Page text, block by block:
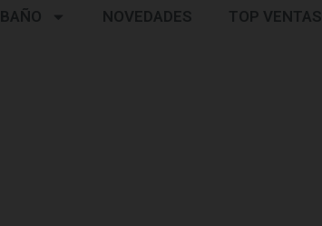
BAÑO NOVEDADES TOP VENTAS